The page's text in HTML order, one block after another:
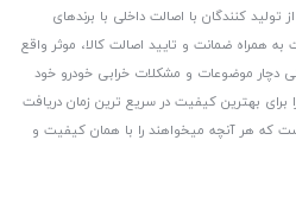
تولید کنندگان با اصالت داخلی با برندهای
همراه ضمانت و تایید اصالت کالا، موثر واقع
دچار موضوعات و مشکلات خرابی خودرو خود
برای بهترین کیفیت در سریع ترین زمان دریافت
که هر آنچه میخواهند را با همان کیفیت و